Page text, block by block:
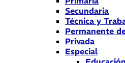
Secundaria
Técnica y
Permanente
Privada
Especial